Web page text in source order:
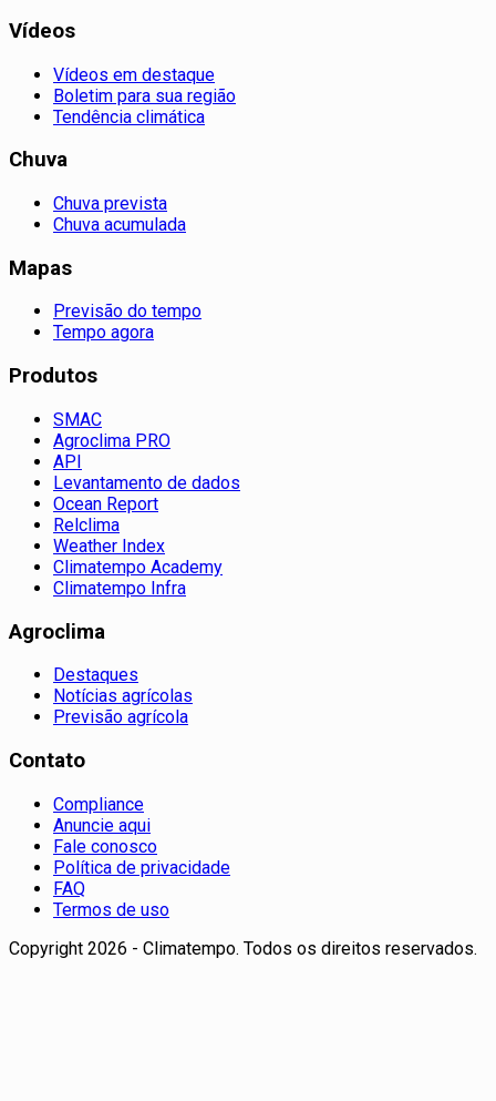
Vídeos
Vídeos em destaque
Boletim para sua região
Tendência climática
Chuva
Chuva prevista
Chuva acumulada
Mapas
Previsão do tempo
Tempo agora
Produtos
SMAC
Agroclima PRO
API
Levantamento de dados
Ocean Report
Relclima
Weather Index
Climatempo Academy
Climatempo Infra
Agroclima
Destaques
Notícias agrícolas
Previsão agrícola
Contato
Compliance
Anuncie aqui
Fale conosco
Política de privacidade
FAQ
Termos de uso
Copyright 2026 - Climatempo. Todos os direitos reservados.